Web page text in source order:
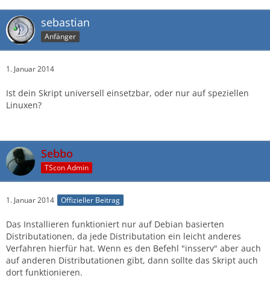
sebastian
Anfänger
1. Januar 2014
Ist dein Skript universell einsetzbar, oder nur auf speziellen
Linuxen?
Sebbo
TScon Admin
1. Januar 2014 Offizieller Beitrag
Das Installieren funktioniert nur auf Debian basierten
Distributationen, da jede Distributation ein leicht anderes
Verfahren hierfür hat. Wenn es den Befehl "insserv" aber auch
auf anderen Distributationen gibt, dann sollte das Skript auch
dort funktionieren.